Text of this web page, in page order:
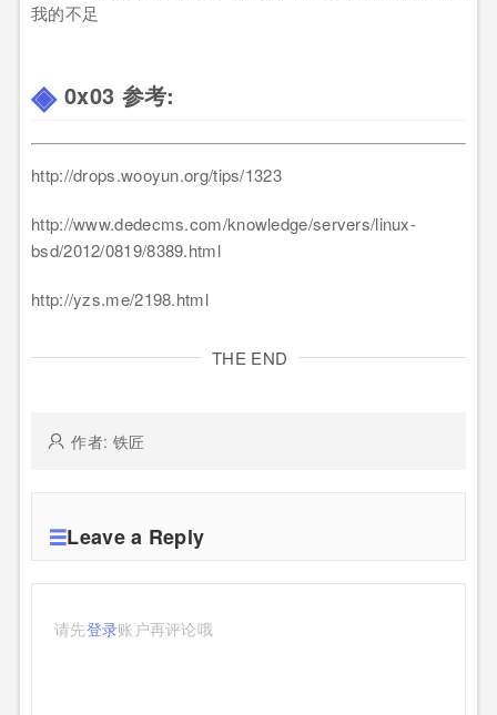
我的不足
0x03 参考:
http://drops.wooyun.org/tips/1323
http://www.dedecms.com/knowledge/servers/linux-
bsd/2012/0819/8389.html
http://yzs.me/2198.html
THE END
作者: 铁匠
Leave a Reply
请先登录账户再评论哦